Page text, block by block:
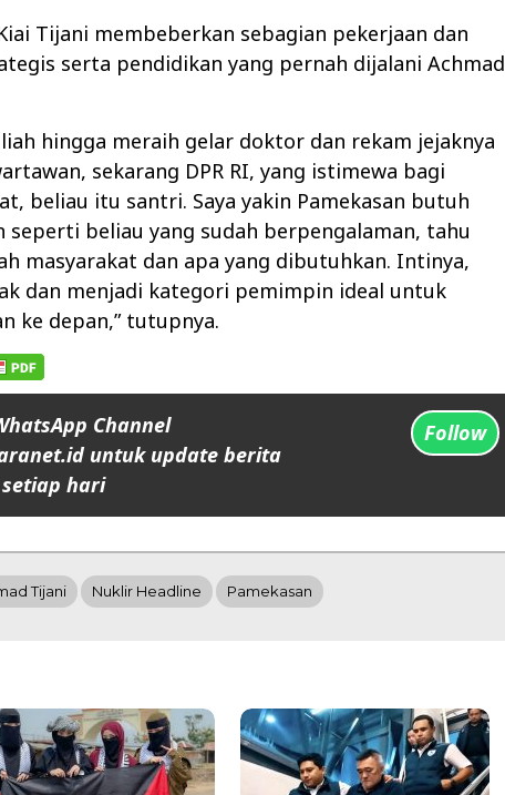
Tijani membeberkan sebagian pekerjaan dan
serta pendidikan yang pernah dijalani Achmad
hingga meraih gelar doktor dan rekam jejaknya
sekarang DPR RI, yang istimewa bagi
beliau itu santri. Saya yakin Pamekasan butuh
seperti beliau yang sudah berpengalaman, tahu
masyarakat dan apa yang dibutuhkan. Intinya,
dan menjadi kategori pemimpin ideal untuk
ke depan,” tutupnya.
Channel
untuk update berita
hari
Follow
Tijani Nuklir Headline Pamekasan